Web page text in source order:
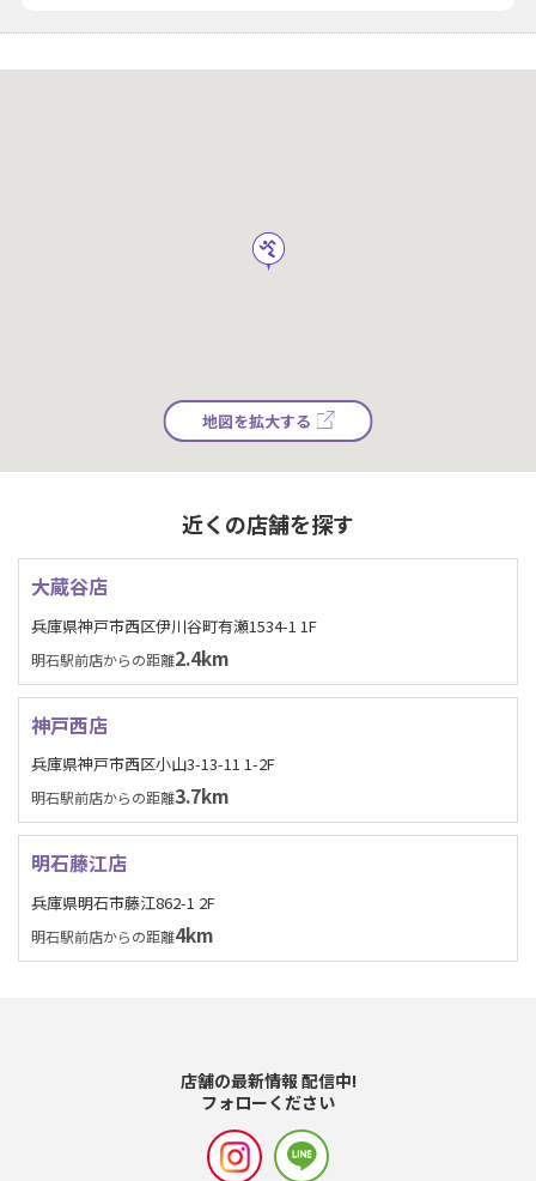
地図を拡大する
近くの店舗を探す
大蔵谷店
兵庫県神戸市西区伊川谷町有瀬1534-1 1F
明石駅前店からの距離2.4km
神戸西店
兵庫県神戸市西区小山3-13-11 1-2F
明石駅前店からの距離3.7km
明石藤江店
兵庫県明石市藤江862-1 2F
明石駅前店からの距離4km
店舗の最新情報 配信中!
フォローください